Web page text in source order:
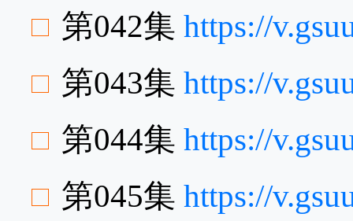
第042集 https://
第043集 https://
第044集 https://
第045集 https://